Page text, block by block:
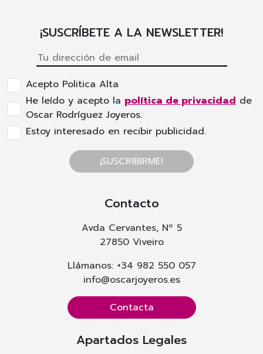
¡SUSCRÍBETE A LA NEWSLETTER!
Acepto Politica Alta
He leído y acepto la política de privacidad de
Oscar Rodríguez Joyeros.
Estoy interesado en recibir publicidad.
¡SUSCRIBIRME!
Contacto
Avda Cervantes, Nº 5
27850 Viveiro
Llámanos: +34 982 550 057
info@oscarjoyeros.es
Contacta
Apartados Legales